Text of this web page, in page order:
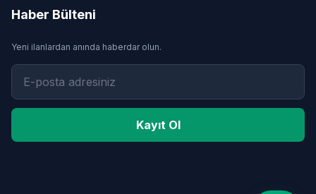
Haber Bülteni
Yeni ilanlardan anında haberdar olun.
Kayıt Ol